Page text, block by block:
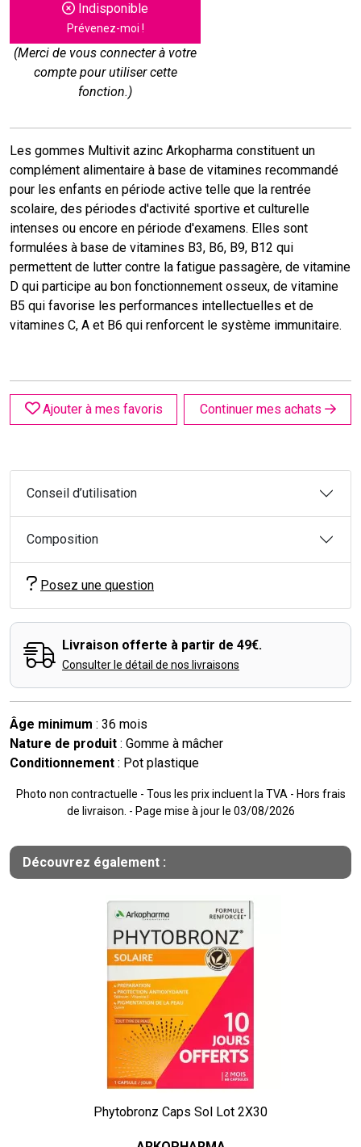
Indisponible
Prévenez-moi !
(Merci de vous connecter à votre
compte pour utiliser cette
fonction.)
Les gommes Multivit azinc Arkopharma constituent un
complément alimentaire à base de vitamines recommandé
pour les enfants en période active telle que la rentrée
scolaire, des périodes d'activité sportive et culturelle
intenses ou encore en période d'examens. Elles sont
formulées à base de vitamines B3, B6, B9, B12 qui
permettent de lutter contre la fatigue passagère, de vitamine
D qui participe au bon fonctionnement osseux, de vitamine
B5 qui favorise les performances intellectuelles et de
vitamines C, A et B6 qui renforcent le système immunitaire.
Ajouter à mes favoris Continuer mes achats
Conseil d’utilisation
Composition
Posez une question
Livraison offerte à partir de 49€.
Consulter le détail de nos livraisons
Âge minimum : 36 mois
Nature de produit : Gomme à mâcher
Conditionnement : Pot plastique
Photo non contractuelle - Tous les prix incluent la TVA - Hors frais
de livraison. - Page mise à jour le 03/08/2026
Découvrez également :
Phytobronz Caps Sol Lot 2X30